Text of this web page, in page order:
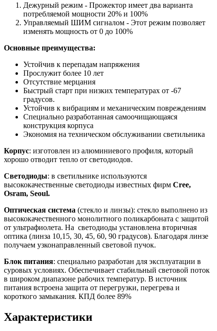
Дежурный режим - Прожектор имеет два варианта
потребляемой мощности 20% и 100%
Управляемый ШИМ сигналом - Этот режим позволяет
изменять мощность от 0 до 100%
Основные преимущества:
Устойчив к перепадам напряжения
Прослужит более 10 лет
Отсутствие мерцания
Быстрый старт при низких температурах от -67
градусов.
Устойчив к вибрациям и механическим повреждениям
Специально разработанная самоочищающаяся
конструкция корпуса
Экономия на техническом обслуживании светильника
Корпус: изготовлен из алюминиевого профиля, который
хорошо отводит тепло от светодиодов.
Светодиоды: в светильнике используются
высококачественные светодиоды известных фирм Cree,
Osram, Seoul.
Оптическая система (стекло и линзы): стекло выполнено из
высококачественного монолитного поликарбоната с защитой
от ультрафиолета. На светодиоды установлена вторичная
оптика (линза 10,15, 30, 45, 60, 90 градусов). Благодаря линзе
получаем узконаправленный световой пучок.
Блок питания: специально разработан для эксплуатации в
суровых условиях. Обеспечивает стабильный световой поток
в широком диапазоне рабочих температур. В источник
питания встроена защита от перегрузки, перегрева и
короткого замыкания. КПД более 89%
Характеристики